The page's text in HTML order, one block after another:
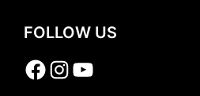
FOLLOW US
Facebook
Instagram
YouTube